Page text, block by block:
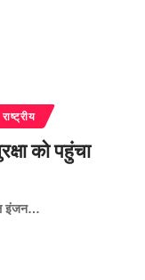
राष्ट्रीय
को पहुंचा
इंजन…